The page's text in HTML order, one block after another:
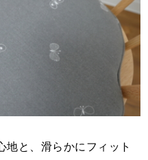
地と、滑らかにフィット